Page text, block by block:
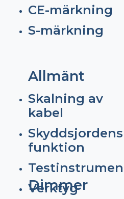
CE-märkning
S-märkning
Allmänt
Skalning av
kabel
Skyddsjordens
funktion
Verktyg
Dimmer